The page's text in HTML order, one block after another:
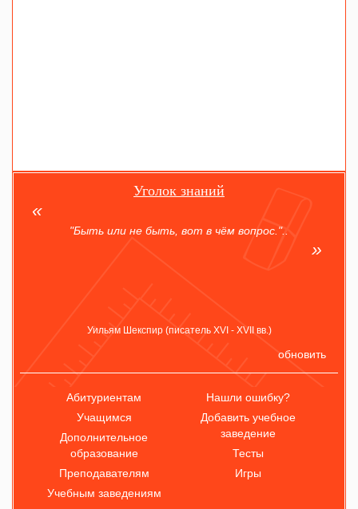
Уголок знаний
"Быть или не быть, вот в чём вопрос."..
Уильям Шекспир (писатель XVI - XVII вв.)
обновить
Абитуриентам
Учащимся
Дополнительное
образование
Преподавателям
Учебным заведениям
Нашли ошибку?
Добавить учебное
заведение
Тесты
Игры